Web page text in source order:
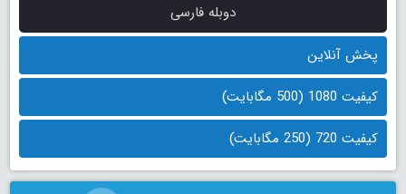
دوبله فارسی
پخش آنلاین
کیفیت 1080 (500 مگابایت)
کیفیت 720 (250 مگابایت)